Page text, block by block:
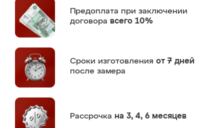
Предоплата при заключении
договора всего 10%
Сроки изготовления от 7 дней
после замера
Рассрочка на 3, 4, 6 месяцев